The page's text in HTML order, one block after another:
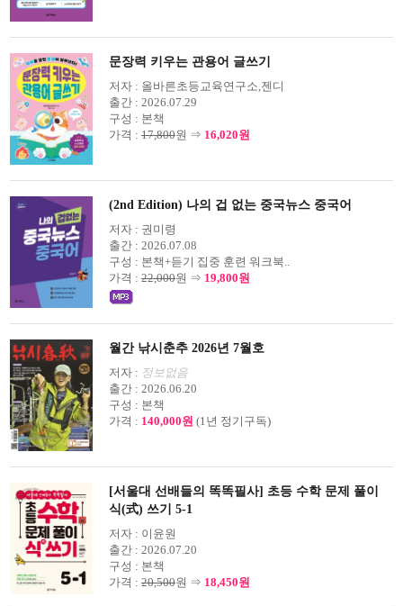
문장력 키우는 관용어 글쓰기
저자 : 올바른초등교육연구소,젠디
출간 : 2026.07.29
구성 : 본책
가격 : 17,800원 ⇒ 16,020원
(2nd Edition) 나의 겁 없는 중국뉴스 중국어
저자 : 권미령
출간 : 2026.07.08
구성 : 본책+듣기 집중 훈련 워크북..
가격 : 22,000원 ⇒ 19,800원
월간 낚시춘추 2026년 7월호
저자 : 정보없음
출간 : 2026.06.20
구성 : 본책
가격 : 140,000원 (1년 정기구독)
[서울대 선배들의 똑똑필사] 초등 수학 문제 풀이
식(式) 쓰기 5-1
저자 : 이윤원
출간 : 2026.07.20
구성 : 본책
가격 : 20,500원 ⇒ 18,450원